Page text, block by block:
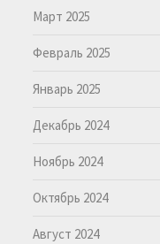
Март 2025
Февраль 2025
Январь 2025
Декабрь 2024
Ноябрь 2024
Октябрь 2024
Август 2024